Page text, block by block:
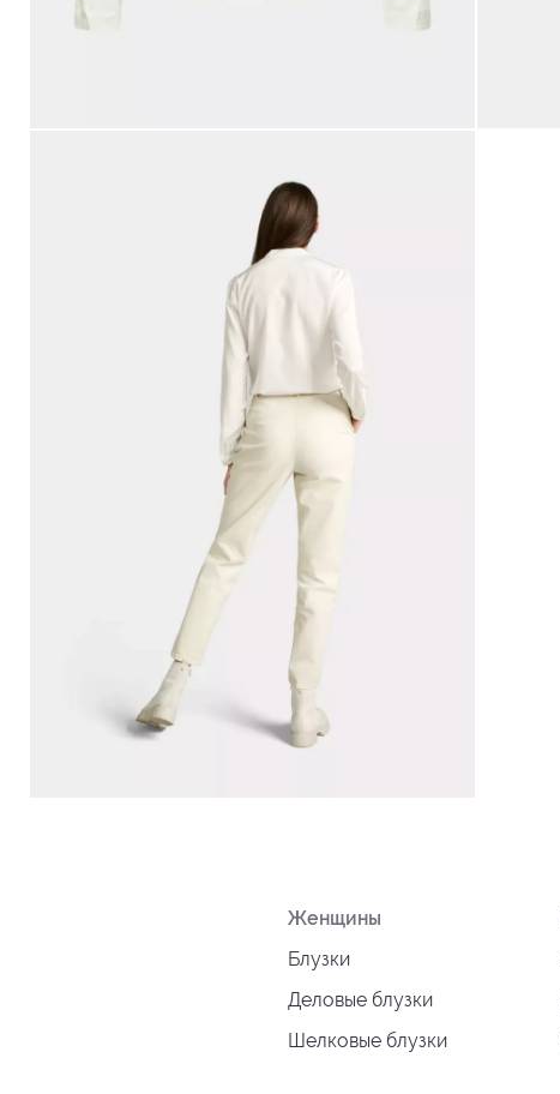
Женщины
Блузки
Деловые блузки
Шелковые блузки